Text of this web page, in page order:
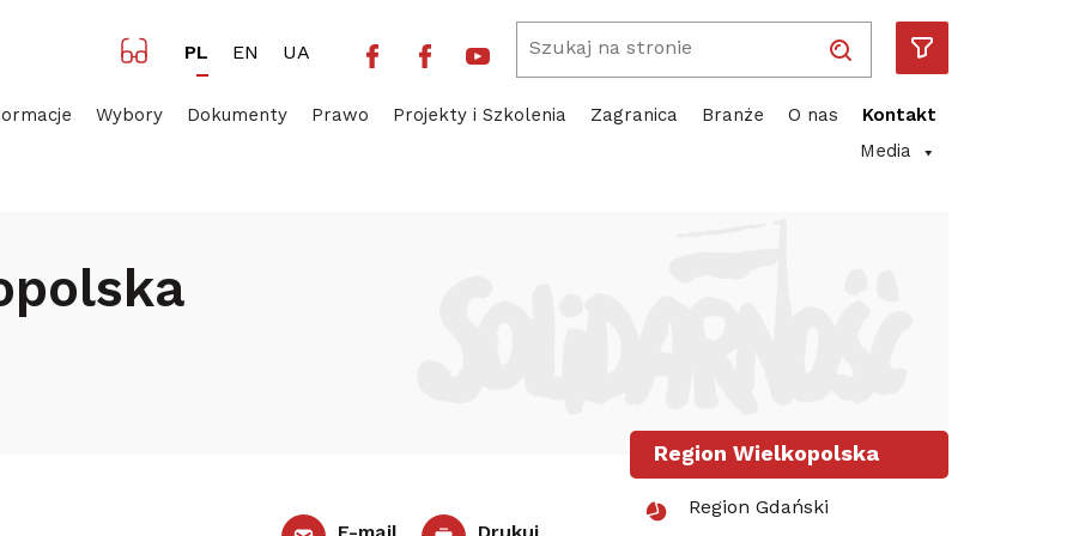
PL EN UA Facebook NSZZ Solidarność
Facebook Piotr Duda
YoutubeWpisz wyszukiwaną frazę
Wybory Dokumenty Prawo Projekty i Szkolenia Zagranica Branże O nas
Kontakt
Media
Region Wielkopolska
Region Gdański